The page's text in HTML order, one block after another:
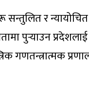
सन्तुलित र न्यायोचित
पुर्‍याउन
गणतन्त्रात्मक